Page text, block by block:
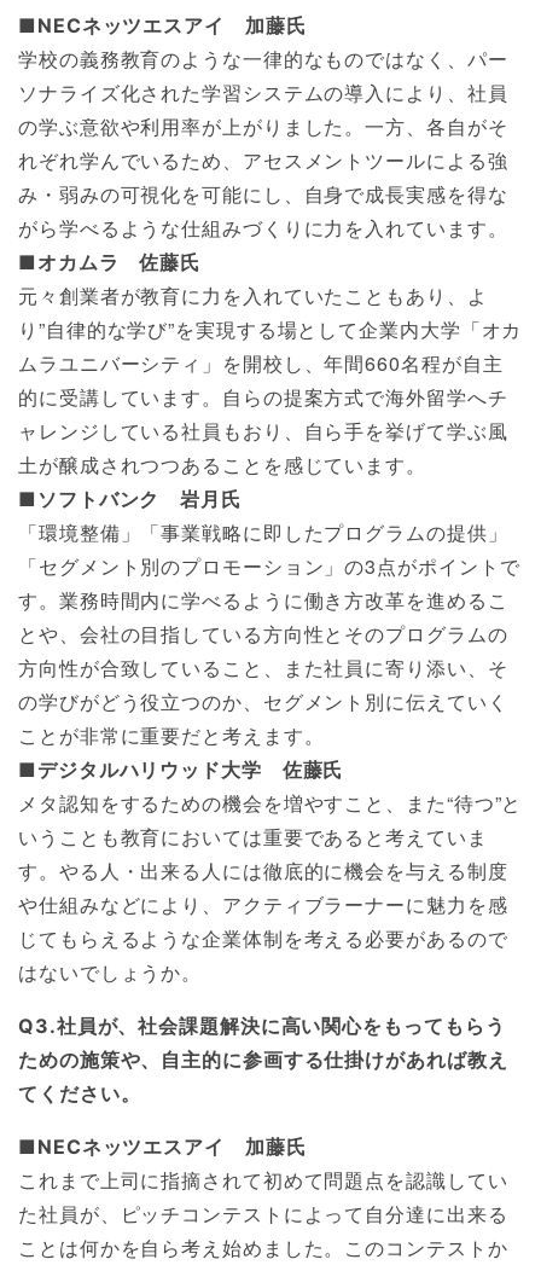
■NECネッツエスアイ 加藤氏
学校の義務教育のような一律的なものではなく、パー
ソナライズ化された学習システムの導入により、社員
の学ぶ意欲や利用率が上がりました。一方、各自がそ
れぞれ学んでいるため、アセスメントツールによる強
み・弱みの可視化を可能にし、自身で成長実感を得な
がら学べるような仕組みづくりに力を入れています。
■オカムラ 佐藤氏
元々創業者が教育に力を入れていたこともあり、よ
り”自律的な学び”を実現する場として企業内大学「オカ
ムラユニバーシティ」を開校し、年間660名程が自主
的に受講しています。自らの提案方式で海外留学へチ
ャレンジしている社員もおり、自ら手を挙げて学ぶ風
土が醸成されつつあることを感じています。
■ソフトバンク 岩月氏
「環境整備」「事業戦略に即したプログラムの提供」
「セグメント別のプロモーション」の3点がポイントで
す。業務時間内に学べるように働き方改革を進めるこ
とや、会社の目指している方向性とそのプログラムの
方向性が合致していること、また社員に寄り添い、そ
の学びがどう役立つのか、セグメント別に伝えていく
ことが非常に重要だと考えます。
■デジタルハリウッド大学 佐藤氏
メタ認知をするための機会を増やすこと、また“待つ”と
いうことも教育においては重要であると考えていま
す。やる人・出来る人には徹底的に機会を与える制度
や仕組みなどにより、アクティブラーナーに魅力を感
じてもらえるような企業体制を考える必要があるので
はないでしょうか。
Q3.社員が、社会課題解決に高い関心をもってもらう
ための施策や、自主的に参画する仕掛けがあれば教え
てください。
■NECネッツエスアイ 加藤氏
これまで上司に指摘されて初めて問題点を認識してい
た社員が、ピッチコンテストによって自分達に出来る
ことは何かを自ら考え始めました。このコンテストか